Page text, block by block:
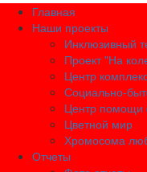
Главная
Наши проекты
Инклюзивный
Проект "На
Центр
Социально-
Центр помощи
Цветной мир
Хромосома
Отчеты